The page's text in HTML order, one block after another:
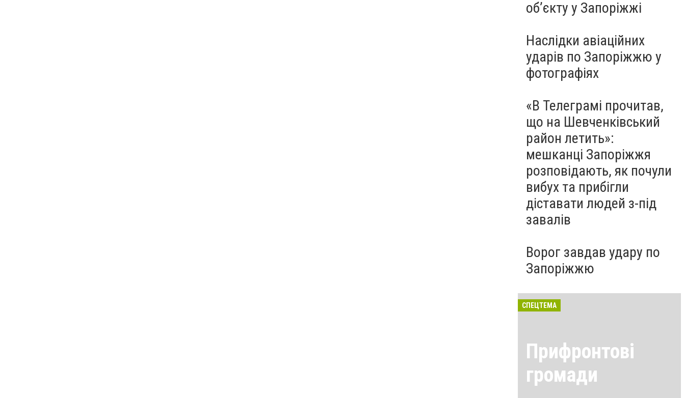
обʼєкту у Запоріжжі
Наслідки авіаційних
ударів по Запоріжжю у
фотографіях
«В Телеграмі прочитав,
що на Шевченківський
район летить»:
мешканці Запоріжжя
розповідають, як почули
вибух та прибігли
діставати людей з-під
завалів
Ворог завдав удару по
Запоріжжю
СПЕЦТЕМА
Прифронтові
громади